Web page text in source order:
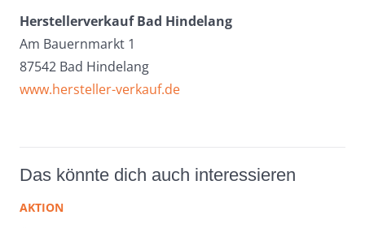
Herstellerverkauf Bad Hindelang
Am Bauernmarkt 1
87542 Bad Hindelang
www.hersteller-verkauf.de
Das könnte dich auch interessieren
AKTION